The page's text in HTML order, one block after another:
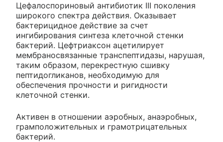
Цефалоспориновый антибиотик III поколения
широкого спектра действия. Оказывает
бактерицидное действие за счет
ингибирования синтеза клеточной стенки
бактерий. Цефтриаксон ацетилирует
мембраносвязанные транспептидазы, нарушая,
таким образом, перекрестную сшивку
пептидогликанов, необходимую для
обеспечения прочности и ригидности
клеточной стенки.
Активен в отношении аэробных, анаэробных,
грамположительных и грамотрицательных
бактерий.